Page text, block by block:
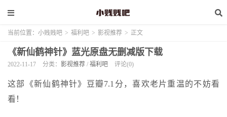
当前位置： 小贱贱吧 > 福利吧 > 影视推荐 > 正文
《新仙鹤神针》蓝光原盘无删减版下载
2022-11-17 分类： 影视推荐 / 福利吧 评论(0)
这部《新仙鹤神针》豆瓣7.1分，喜欢老片重温的不妨看
看！